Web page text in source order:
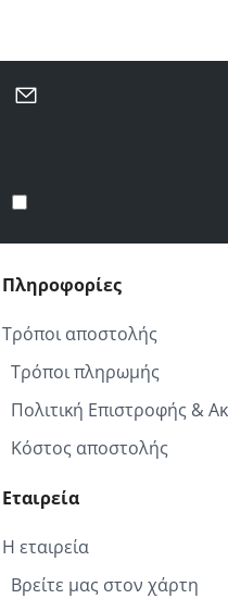
email
σας
Πληροφορίες
Τρόποι αποστολής
Τρόποι πληρωμής
Πολιτική Επιστροφής &
Κόστος αποστολής
Εταιρεία
Η εταιρεία
Βρείτε μας στον χάρτη